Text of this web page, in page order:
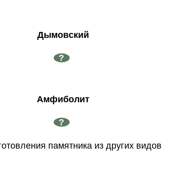
Дымовский
?
Амфиболит
?
памятника из других видов